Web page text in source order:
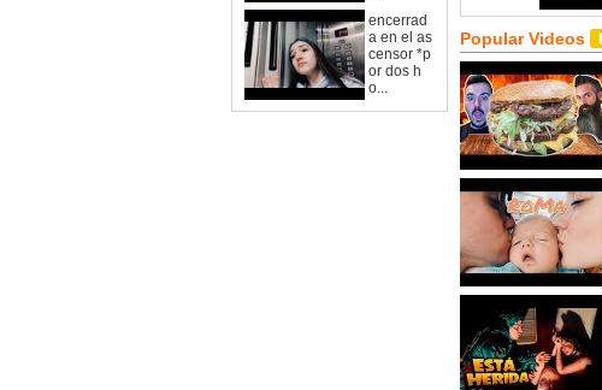
encerrad
a en el as
censor *p
or dos h
o...
Popular Videos